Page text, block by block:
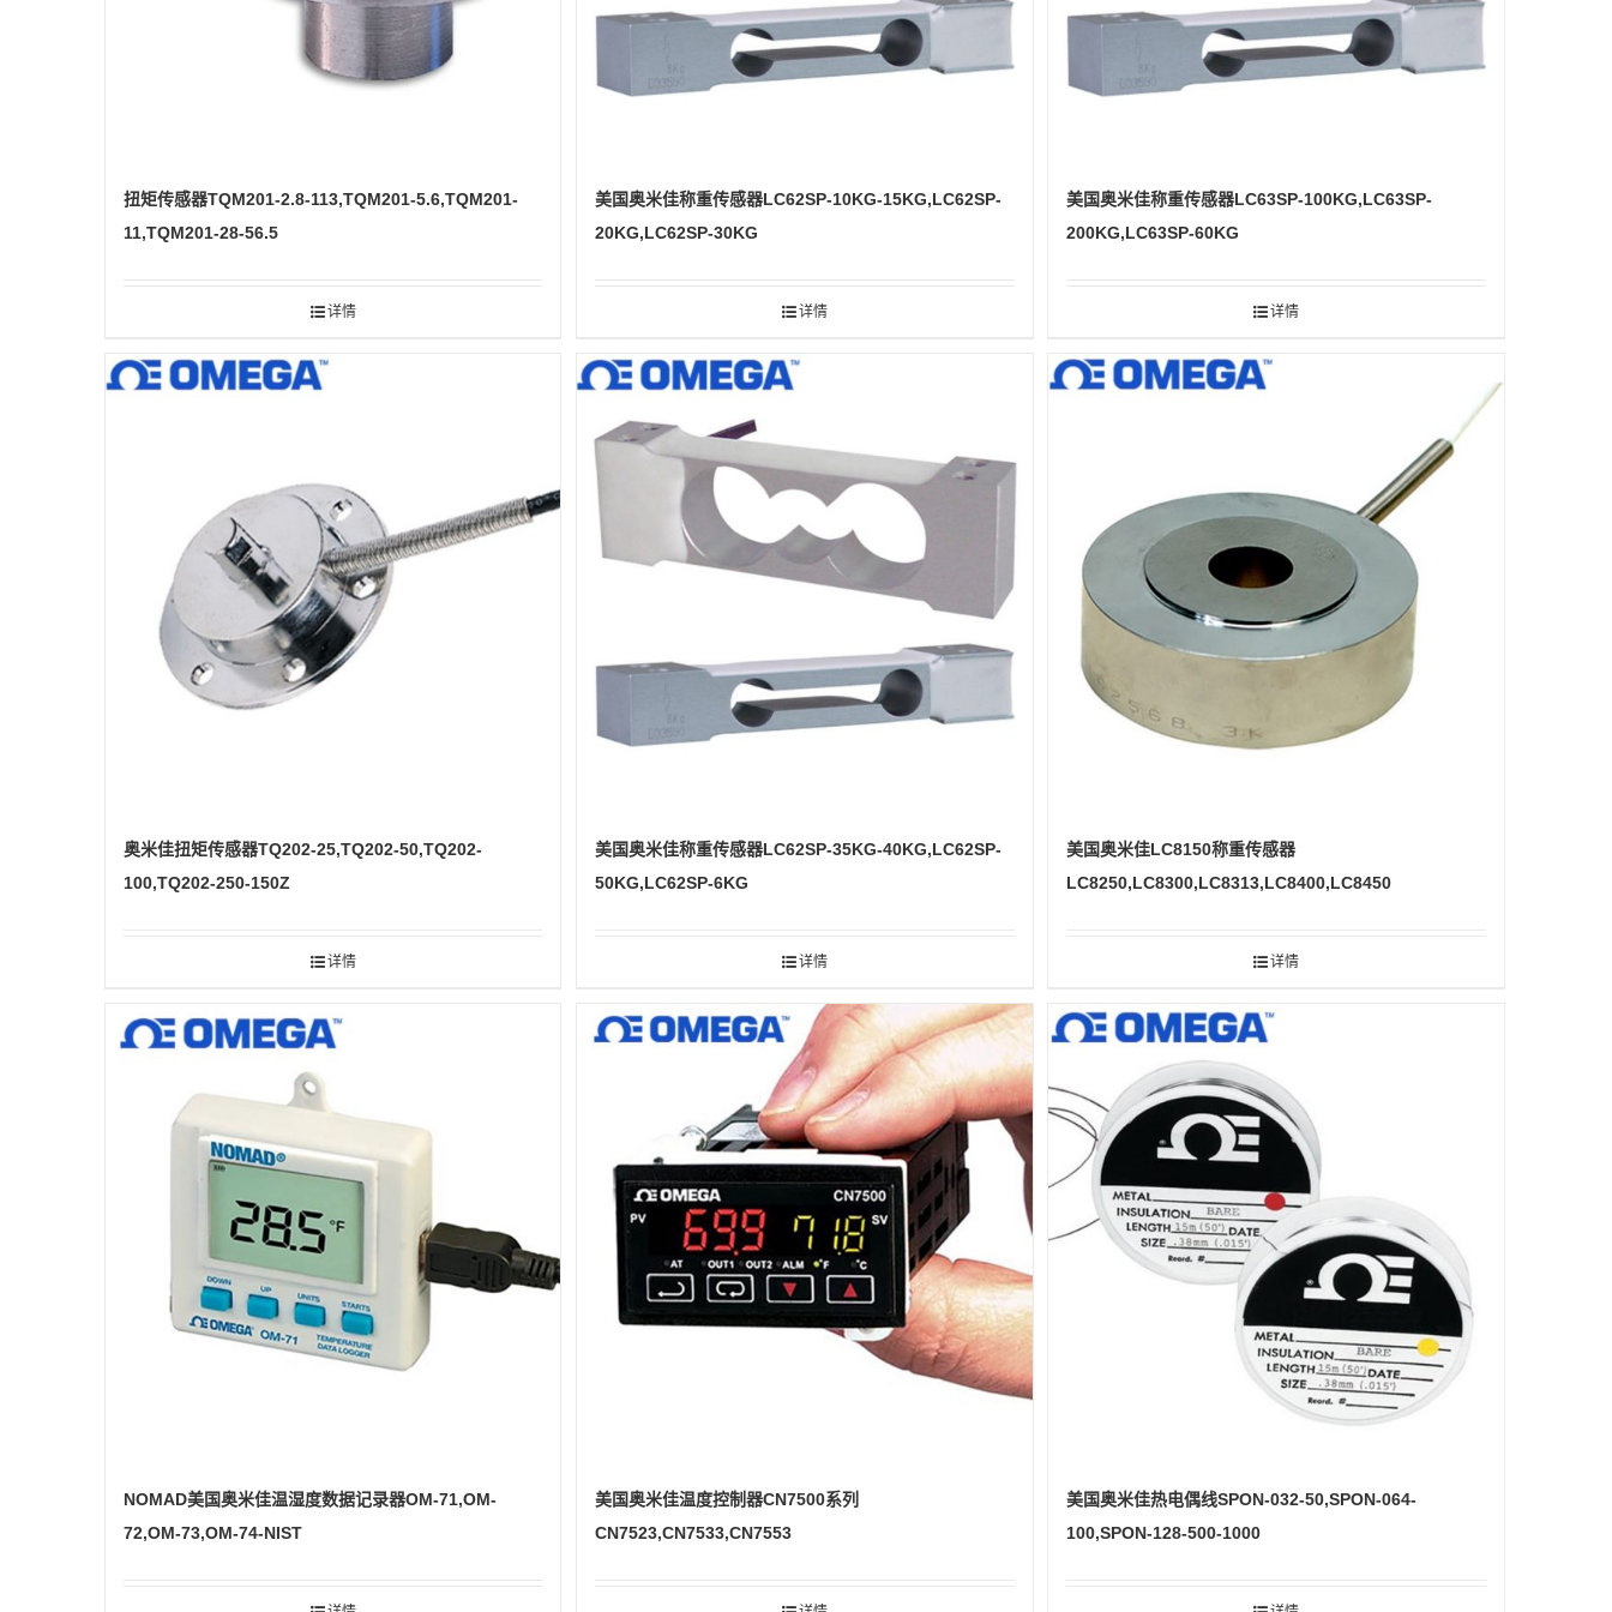
扭矩传感器TQM201-2.8-113,TQM201-5.6,TQM201-
11,TQM201-28-56.5
详情
美国奥米佳称重传感器LC62SP-10KG-15KG,LC62SP-
20KG,LC62SP-30KG
详情
美国奥米佳称重传感器LC63SP-100KG,LC63SP-
200KG,LC63SP-60KG
详情
奥米佳扭矩传感器TQ202-25,TQ202-50,TQ202-
100,TQ202-250-150Z
详情
美国奥米佳称重传感器LC62SP-35KG-40KG,LC62SP-
50KG,LC62SP-6KG
详情
美国奥米佳LC8150称重传感器
LC8250,LC8300,LC8313,LC8400,LC8450
详情
NOMAD美国奥米佳温湿度数据记录器OM-71,OM-
72,OM-73,OM-74-NIST
美国奥米佳温度控制器CN7500系列
CN7523,CN7533,CN7553
美国奥米佳热电偶线SPON-032-50,SPON-064-
100,SPON-128-500-1000